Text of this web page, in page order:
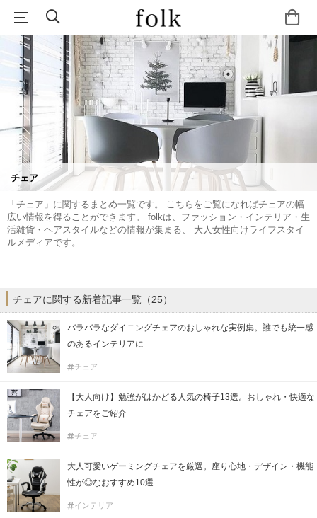
チェア
「チェア」に関するまとめ一覧です。 こちらをご覧になればチェアの幅
広い情報を得ることができます。 folkは、ファッション・インテリア・生
活雑貨・ヘアスタイルなどの情報が集まる、 大人女性向けライフスタイ
ルメディアです。
チェアに関する新着記事一覧（25）
バラバラなダイニングチェアのおしゃれな実例集。誰でも統一感
のあるインテリアに
チェア
【大人向け】勉強がはかどる人気の椅子13選。おしゃれ・快適な
チェアをご紹介
チェア
大人可愛いゲーミングチェアを厳選。座り心地・デザイン・機能
性が◎なおすすめ10選
インテリア